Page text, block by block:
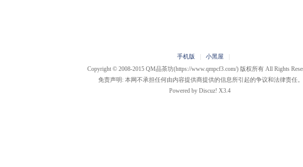
手机版 小黑屋
Copyright © 2008-2015 QM品茶坊(https://www.qmpcf3.com/) 版权所有 All Rights
免责声明: 本网不承担任何由内容提供商提供的信息所引起的争议和法律责任。
Powered byDiscuz! X3.4